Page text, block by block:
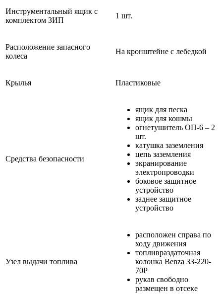
Инструментальный ящик с
комплектом ЗИП
1 шт.
Расположение запасного
колеса
На кронштейне с лебедкой
Крылья Пластиковые
Средства безопасности
ящик для песка
ящик для кошмы
огнетушитель ОП-6 – 2
шт.
катушка заземления
цепь заземления
экранирование
электропроводки
боковое защитное
устройство
заднее защитное
устройство
Узел выдачи топлива
расположен справа по
ходу движения
топливраздаточная
колонка Benza 33-220-
70Р
рукав свободно
размещен в отсеке